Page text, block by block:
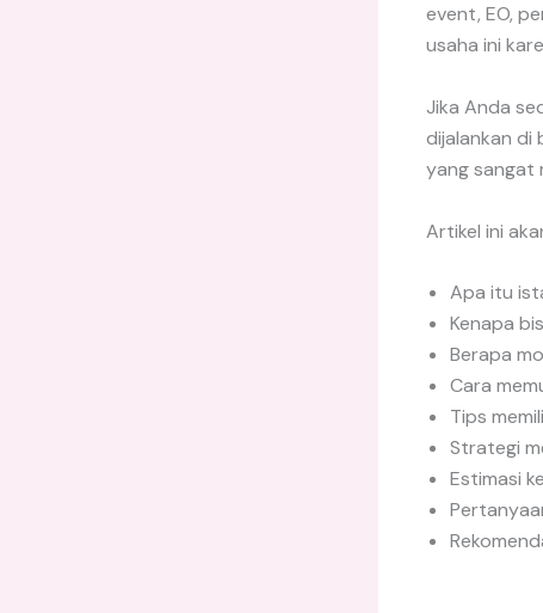
event, EO,
usaha ini
Jika Anda
dijalankan di
yang sangat
Artikel ini
Apa itu
Kenapa
Berapa
Cara
Tips
Strategi
Estimasi